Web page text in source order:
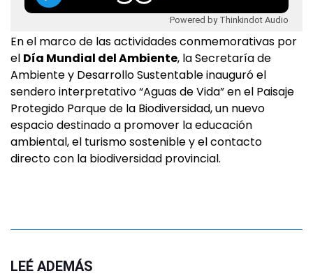
Powered by Thinkindot Audio
En el marco de las actividades conmemorativas por
el Día Mundial del Ambiente, la Secretaría de
Ambiente y Desarrollo Sustentable inauguró el
sendero interpretativo “Aguas de Vida” en el Paisaje
Protegido Parque de la Biodiversidad, un nuevo
espacio destinado a promover la educación
ambiental, el turismo sostenible y el contacto
directo con la biodiversidad provincial.
LEÉ ADEMÁS